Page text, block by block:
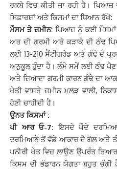
ਰਕਬੇ ਵਿਚ ਕੀਤੀ ਜਾ ਰਹੀ ਹੈ।
ਸਿਫ਼ਾਰਸ਼ਾਂ ਅਤੇ ਕਿਸਮਾਂ ਦਾ ਧਿਆਨ ਰੱਖੋ:
ਮੌਸਮ ਤੇ ਜ਼ਮੀਨ: ਪਿਆਜ਼ ਨੂੰ ਕਈ ਮੌਸਮਾਂ
ਅਤ ਦੀ ਗਰਮੀ ਅਤੇ ਕੜਾਕੇ ਦੀ ਠੰਢ
ਲਈ 13-210 ਸੈਂਟੀਗਰੇਡ ਅਤੇ ਗੰਢੇ ਦੇ
ਅਨੁਕੂਲ ਹੁੰਦਾ ਹੈ। ਲੰਮੇ ਸਮੇਂ ਲਈ ਠੰਢ ਪੈਣ
ਅਤੇ ਜ਼ਿਆਦਾ ਗਰਮੀ ਕਾਰਨ ਗੰਢੇ ਦਾ
ਖੇਤੀ ਵਾਸਤੇ ਜ਼ਮੀਨ ਮਲੜ ਵਾਲੀ,
ਹੋਣੀ ਚਾਹੀਦੀ ਹੈ।
ਉਨਤ ਕਿਸਮਾਂ :
ਪੀ ਆਰ ਓ-7: ਇਸਦੇ ਪੌਦੇ
ਦਰਮਿਆਨੇ ਤੋਂ ਵੱਡੇ ਆਕਾਰ ਦੇ ਗੋਲ ਅਤੇ
ਪਨੀਰੀ ਖੇਤ ਵਿਚ ਲਾਉਣ ਉਪਰੰਤ
ਕਿਸਮ ਦੀ ਭੰਡਾਰਨ ਯੋਗਤਾ ਬਹੁਤ